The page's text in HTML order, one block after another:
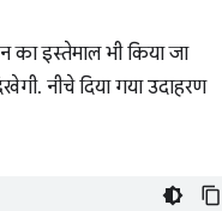
का इस्तेमाल भी किया जा
नीचे दिया गया उदाहरण